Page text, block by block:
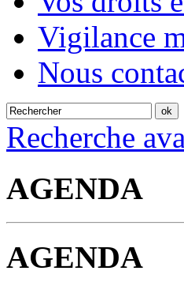
Vigilance
Nous
Recherche
AGENDA
AGENDA